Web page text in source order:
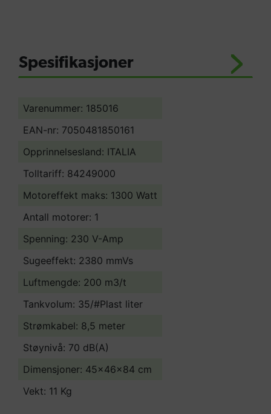
Varenummer: 185016
EAN-nr: 7050481850161
Opprinnelsesland: ITALIA
Tolltariff: 84249000
Motoreffekt maks: 1300 Watt
Antall motorer: 1
Spenning: 230 V-Amp
Sugeeffekt: 2380 mmVs
Luftmengde: 200 m3/t
Tankvolum: 35/#Plast liter
Strømkabel: 8,5 meter
Støynivå: 70 dB(A)
Dimensjoner: 45x46x84 cm
Vekt: 11 Kg
Spesifikasjoner